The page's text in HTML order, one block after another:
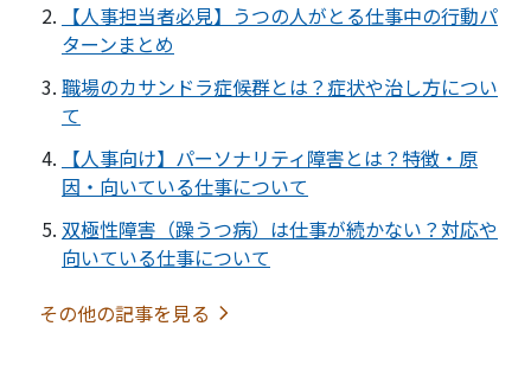
【人事担当者必見】うつの人がとる仕事中の行動パ
ターンまとめ
職場のカサンドラ症候群とは？症状や治し方につい
て
【人事向け】パーソナリティ障害とは？特徴・原
因・向いている仕事について
双極性障害（躁うつ病）は仕事が続かない？対応や
向いている仕事について
その他の記事を見る